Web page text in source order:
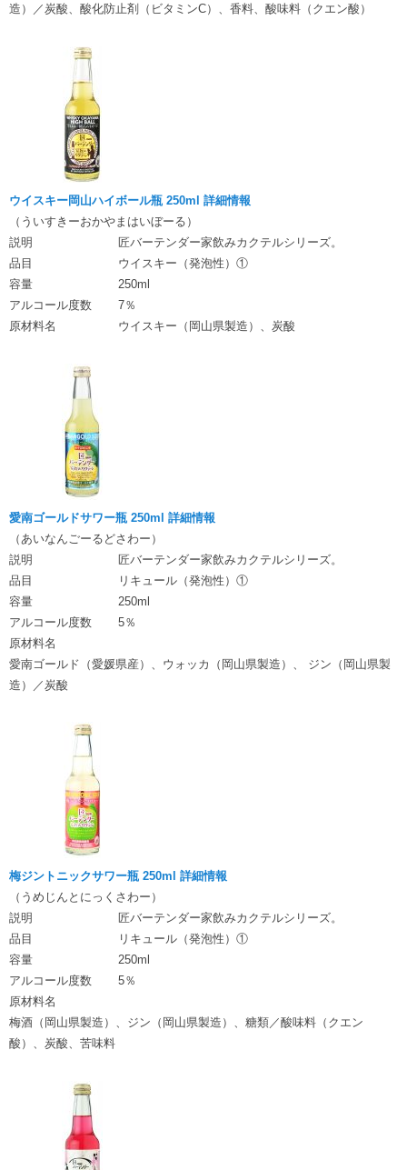
造）／炭酸、酸化防止剤（ビタミンC）、香料、酸味料（クエン酸）
ウイスキー岡山ハイボール瓶 250ml 詳細情報
（ういすきーおかやまはいぼーる）
説明
匠バーテンダー家飲みカクテルシリーズ。
品目
ウイスキー（発泡性）①
容量
250ml
アルコール度数
7％
原材料名
ウイスキー（岡山県製造）、炭酸
愛南ゴールドサワー瓶 250ml 詳細情報
（あいなんごーるどさわー）
説明
匠バーテンダー家飲みカクテルシリーズ。
品目
リキュール（発泡性）①
容量
250ml
アルコール度数
5％
原材料名
愛南ゴールド（愛媛県産）、ウォッカ（岡山県製造）、 ジン（岡山県製
造）／炭酸
梅ジントニックサワー瓶 250ml 詳細情報
（うめじんとにっくさわー）
説明
匠バーテンダー家飲みカクテルシリーズ。
品目
リキュール（発泡性）①
容量
250ml
アルコール度数
5％
原材料名
梅酒（岡山県製造）、ジン（岡山県製造）、糖類／酸味料（クエン
酸）、炭酸、苦味料